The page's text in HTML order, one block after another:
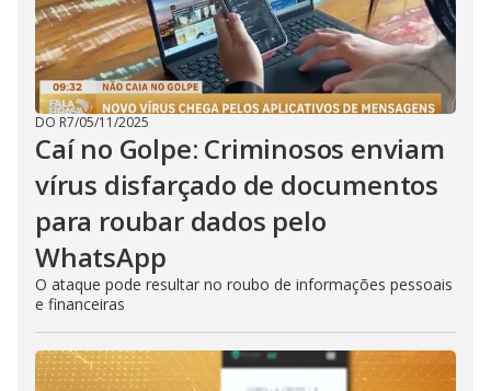
DO R7/05/11/2025
Caí no Golpe: Criminosos enviam
vírus disfarçado de documentos
para roubar dados pelo
WhatsApp
O ataque pode resultar no roubo de informações pessoais
e financeiras